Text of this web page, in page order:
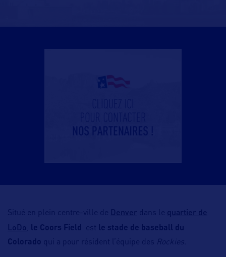
Situé en plein centre-ville de Denver dans le quartier de
LoDo
le Coors Field est
le stade de baseball du
Colorado qui a pour résident l’équipe des Rockies